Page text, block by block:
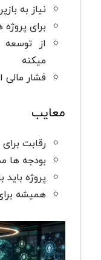
نیاز به
برای
از
میکنه
فشار مالی
معایب
رقابت
بودجه ها
پروژه
همیشه